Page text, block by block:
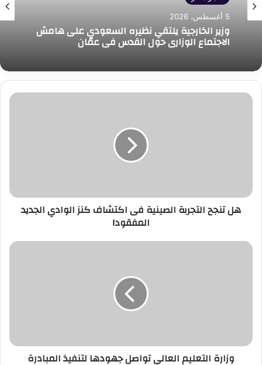
5 أغسطس، 2026
وزير الخارجية يلتقي نظيره السعودي على هامش
الاجتماع الوزاري حول القدس في عمّان
هل
الجديد
المفقود!
هل تنجح التجربة الصينية فى اكتشاف كنز الوادي الجديد
المفقود!
وزارة
"تحالف
وتنمية"وزارة التعليم العالي تواصل جهودها لتنفيذ المبادرة